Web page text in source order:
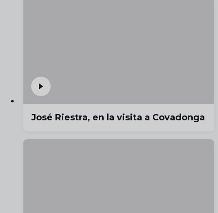
José Riestra, en la visita a Covadonga